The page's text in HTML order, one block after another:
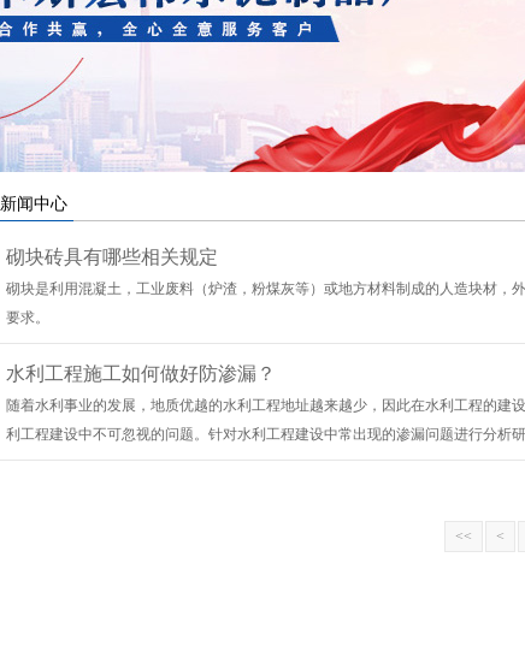
新闻中心
砌块砖具有哪些相关规定
砌块是利用混凝土，工业废料（炉渣，粉煤灰等）或地方材料制成的人造块材
要求。
水利工程施工如何做好防渗漏？
随着水利事业的发展，地质优越的水利工程地址越来越少，因此在水利工程的
利工程建设中不可忽视的问题。针对水利工程建设中常出现的渗漏问题进行分析
<< <